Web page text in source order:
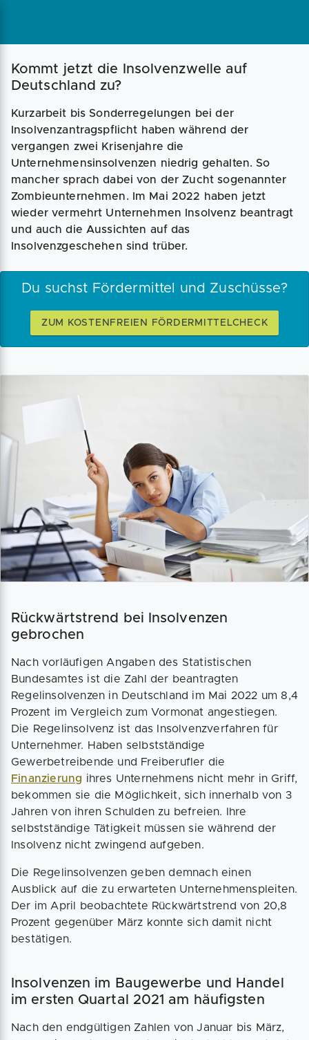
Magazin Businessplan Fördermittel
Kommt jetzt die Insolvenzwelle auf
Deutschland zu?
Kurzarbeit bis Sonderregelungen bei der
Insolvenzantragspflicht haben während der
vergangen zwei Krisenjahre die
Unternehmensinsolvenzen niedrig gehalten. So
mancher sprach dabei von der Zucht sogenannter
Zombieunternehmen. Im Mai 2022 haben jetzt
wieder vermehrt Unternehmen Insolvenz beantragt
und auch die Aussichten auf das
Insolvenzgeschehen sind trüber.
Du suchst Fördermittel und Zuschüsse?
ZUM KOSTENFREIEN FÖRDERMITTELCHECK
Rückwärtstrend bei Insolvenzen
gebrochen
Nach vorläufigen Angaben des Statistischen
Bundesamtes ist die Zahl der beantragten
Regelinsolvenzen in Deutschland im Mai 2022 um 8,4
Prozent im Vergleich zum Vormonat angestiegen.
Die Regelinsolvenz ist das Insolvenzverfahren für
Unternehmer. Haben selbstständige
Gewerbetreibende und Freiberufler die
Finanzierung ihres Unternehmens nicht mehr in Griff,
bekommen sie die Möglichkeit, sich innerhalb von 3
Jahren von ihren Schulden zu befreien. Ihre
selbstständige Tätigkeit müssen sie während der
Insolvenz nicht zwingend aufgeben.
Die Regelinsolvenzen geben demnach einen
Ausblick auf die zu erwarteten Unternehmenspleiten.
Der im April beobachtete Rückwärtstrend von 20,8
Prozent gegenüber März konnte sich damit nicht
bestätigen.
Insolvenzen im Baugewerbe und Handel
im ersten Quartal 2021 am häufigsten
Nach den endgültigen Zahlen von Januar bis März,